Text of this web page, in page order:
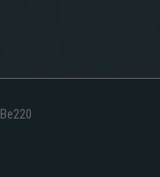
Be220